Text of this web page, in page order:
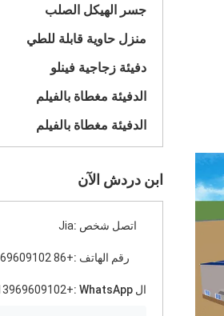
جسر الهيكل الصلب
منزل حاوية قابلة للطي
دفيئة زجاجية فينلو
الدفيئة مغطاة بالفيلم
الدفيئة مغطاة بالفيلم
ابن دردش الآن
اتصل شخص :Jia
رقم الهاتف :+86 13969609102
ال WhatsApp : +8613969609102